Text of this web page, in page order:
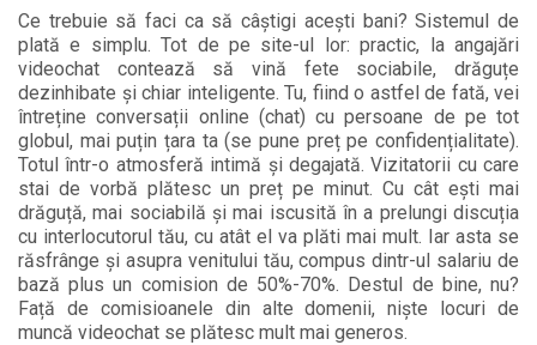
Ce trebuie să faci ca să câștigi acești bani? Sistemul de
plată e simplu. Tot de pe site-ul lor: practic, la angajări
videochat contează să vină fete sociabile, drăguțe
dezinhibate și chiar inteligente. Tu, fiind o astfel de fată, vei
întreține conversații online (chat) cu persoane de pe tot
globul, mai puțin țara ta (se pune preț pe confidențialitate).
Totul într-o atmosferă intimă și degajată. Vizitatorii cu care
stai de vorbă plătesc un preț pe minut. Cu cât ești mai
drăguță, mai sociabilă și mai iscusită în a prelungi discuția
cu interlocutorul tău, cu atât el va plăti mai mult. Iar asta se
răsfrânge și asupra venitului tău, compus dintr-ul salariu de
bază plus un comision de 50%-70%. Destul de bine, nu?
Față de comisioanele din alte domenii, niște locuri de
muncă videochat se plătesc mult mai generos.